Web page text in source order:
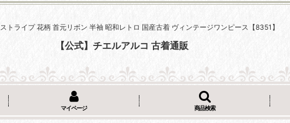
ストライプ 花柄 首元リボン 半袖 昭和レトロ 国産古着 ヴィンテージワンピース【8351】
【公式】チエルアルコ 古着通販
マイページ 商品検索